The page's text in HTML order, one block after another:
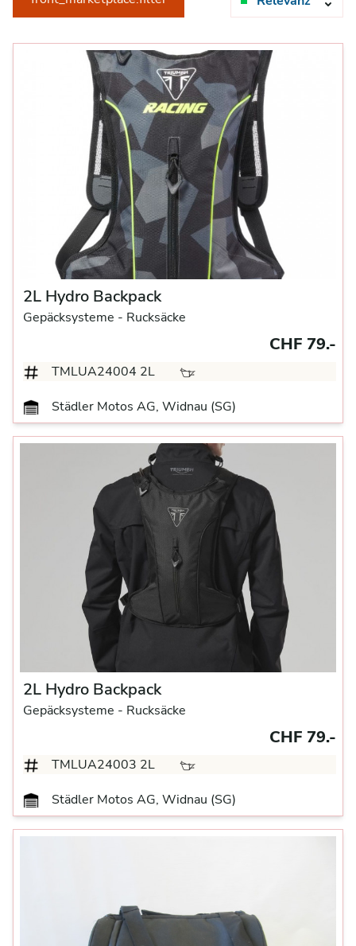
2L Hydro Backpack
Gepäcksysteme - Rucksäcke
CHF 79.-
TMLUA24004 2L
Städler Motos AG, Widnau (SG)
2L Hydro Backpack
Gepäcksysteme - Rucksäcke
CHF 79.-
TMLUA24003 2L
Städler Motos AG, Widnau (SG)